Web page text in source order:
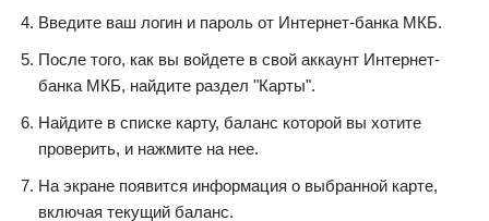
Введите ваш логин и пароль от Интернет-банка МКБ.
После того, как вы войдете в свой аккаунт Интернет-
банка МКБ, найдите раздел "Карты".
Найдите в списке карту, баланс которой вы хотите
проверить, и нажмите на нее.
На экране появится информация о выбранной карте,
включая текущий баланс.